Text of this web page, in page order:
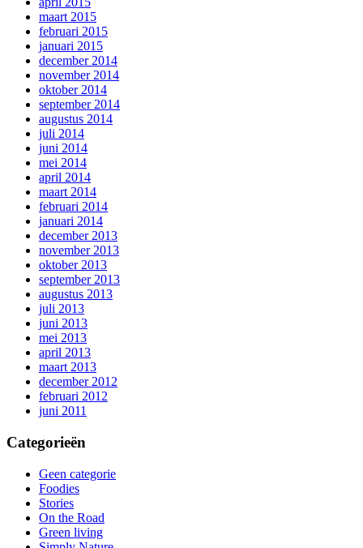
maart 2015
februari 2015
januari 2015
december 2014
november 2014
oktober 2014
september 2014
augustus 2014
juli 2014
juni 2014
mei 2014
april 2014
maart 2014
februari 2014
januari 2014
december 2013
november 2013
oktober 2013
september 2013
augustus 2013
juli 2013
juni 2013
mei 2013
april 2013
maart 2013
december 2012
februari 2012
juni 2011
Categorieën
Geen categorie
Foodies
Stories
On the Road
Green living